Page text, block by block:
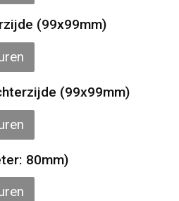
(99x99mm)
(99x99mm)
80mm)